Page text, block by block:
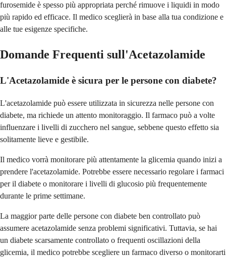
furosemide è spesso più appropriata perché rimuove i liquidi in modo
più rapido ed efficace. Il medico sceglierà in base alla tua condizione e
alle tue esigenze specifiche.
Domande Frequenti sull'Acetazolamide
L'Acetazolamide è sicura per le persone con diabete?
L'acetazolamide può essere utilizzata in sicurezza nelle persone con
diabete, ma richiede un attento monitoraggio. Il farmaco può a volte
influenzare i livelli di zucchero nel sangue, sebbene questo effetto sia
solitamente lieve e gestibile.
Il medico vorrà monitorare più attentamente la glicemia quando inizi a
prendere l'acetazolamide. Potrebbe essere necessario regolare i farmaci
per il diabete o monitorare i livelli di glucosio più frequentemente
durante le prime settimane.
La maggior parte delle persone con diabete ben controllato può
assumere acetazolamide senza problemi significativi. Tuttavia, se hai
un diabete scarsamente controllato o frequenti oscillazioni della
glicemia, il medico potrebbe scegliere un farmaco diverso o monitorarti